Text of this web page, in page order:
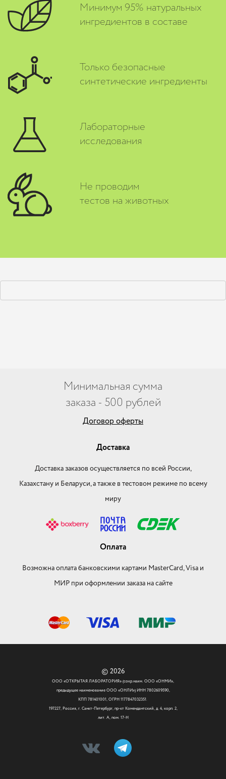
Минимум 95% натуральных
ингредиентов в составе
Только безопасные
синтетические ингредиенты
Лабораторные
исследования
Не проводим
тестов на животных
Минимальная сумма
заказа - 500 рублей
Договор оферты
Доставка
Доставка заказов осуществляется по всей России,
Казахстану и Беларуси, а также в тестовом режиме по всему
миру
Оплата
Возможна оплата банковскими картами MasterCard, Visa и
МИР при оформлении заказа на сайте
© 2026
ООО «ОТКРЫТАЯ ЛАБОРАТОРИЯ» (сокр.наим. ООО «ОНМИ»,
предыдущее наименование ООО «ОНЛИ») ИНН 7802609590,
КПП 781401001, ОГРН 1177847032351.
197227, Россия, г. Санкт-Петербург, пр-кт Комендантский, д. 4, корп. 2,
лит. А, пом. 17-Н